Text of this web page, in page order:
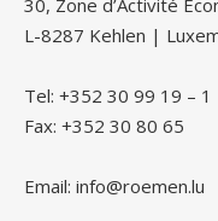
30, Zone d’Activité
L-8287 Kehlen |
Tel: +352 30 99 19 – 1
Fax: +352 30 80 65
Email: info@roemen.lu